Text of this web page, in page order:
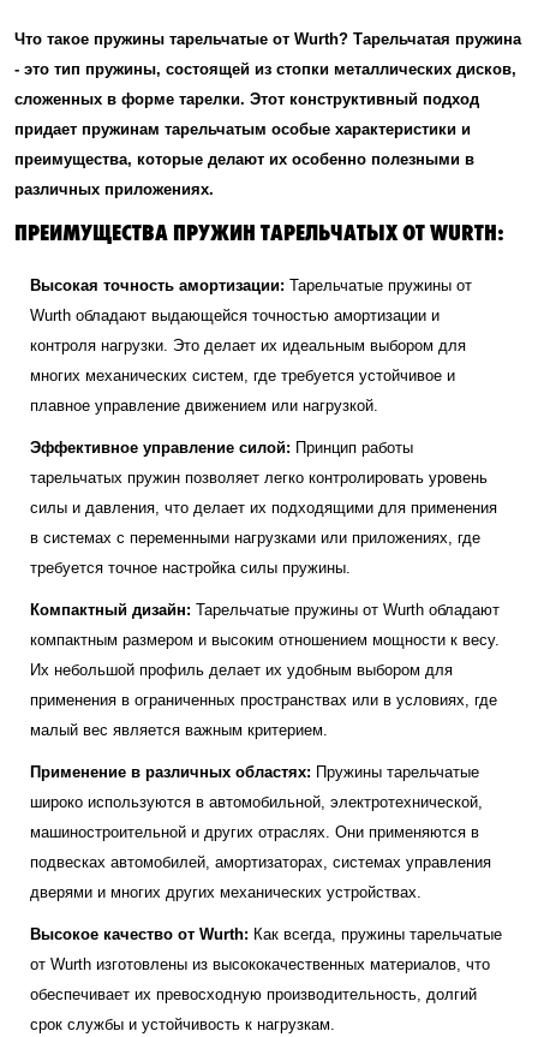
Что такое пружины тарельчатые от Wurth? Тарельчатая пружина
- это тип пружины, состоящей из стопки металлических дисков,
сложенных в форме тарелки. Этот конструктивный подход
придает пружинам тарельчатым особые характеристики и
преимущества, которые делают их особенно полезными в
различных приложениях.
ПРЕИМУЩЕСТВА ПРУЖИН ТАРЕЛЬЧАТЫХ ОТ WURTH:
Высокая точность амортизации: Тарельчатые пружины от
Wurth обладают выдающейся точностью амортизации и
контроля нагрузки. Это делает их идеальным выбором для
многих механических систем, где требуется устойчивое и
плавное управление движением или нагрузкой.
Эффективное управление силой: Принцип работы
тарельчатых пружин позволяет легко контролировать уровень
силы и давления, что делает их подходящими для применения
в системах с переменными нагрузками или приложениях, где
требуется точное настройка силы пружины.
Компактный дизайн: Тарельчатые пружины от Wurth обладают
компактным размером и высоким отношением мощности к весу.
Их небольшой профиль делает их удобным выбором для
применения в ограниченных пространствах или в условиях, где
малый вес является важным критерием.
Применение в различных областях: Пружины тарельчатые
широко используются в автомобильной, электротехнической,
машиностроительной и других отраслях. Они применяются в
подвесках автомобилей, амортизаторах, системах управления
дверями и многих других механических устройствах.
Высокое качество от Wurth: Как всегда, пружины тарельчатые
от Wurth изготовлены из высококачественных материалов, что
обеспечивает их превосходную производительность, долгий
срок службы и устойчивость к нагрузкам.